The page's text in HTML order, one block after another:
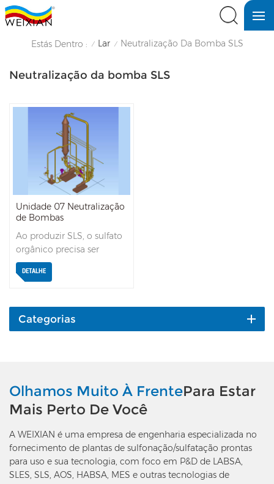
Estás Dentro : / Lar / Neutralização Da Bomba SLS
Neutralização da bomba SLS
Unidade 07 Neutralização
de Bombas
Ao produzir SLS, o sulfato
orgânico precisa ser
neutralizado. Na Unidade
07, água pura, soda
tampão e sulfato orgânico
são bombeados para o
para o resfriador SLS, onde
é produzido o produto
SLS acabado.
de neutralização, o SLS
tem 10 vezes o refluxo
circulante, o que permite
o aumento da
DETALHE
Categorias
Olhamos Muito À FrentePara Estar
Mais Perto De Você
A WEIXIAN é uma empresa de engenharia especializada no
fornecimento de plantas de sulfonação/sulfatação prontas
para uso e sua tecnologia, com foco em P&D de LABSA,
SLES, SLS, AOS, HABSA, MES e outras tecnologias de